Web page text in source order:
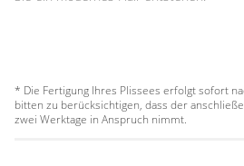
* Die Fertigung Ihres Plissees erfolgt sofort
bitten zu berücksichtigen, dass der
zwei Werktage in Anspruch nimmt.